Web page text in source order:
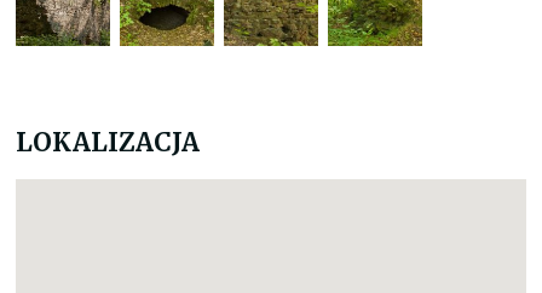
LOKALIZACJA